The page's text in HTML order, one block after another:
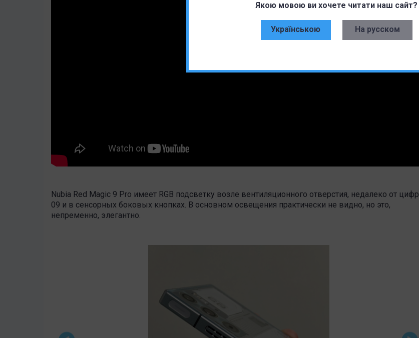
Якою мовою ви хочете читати наш сайт?
Українською На русском
Nubia Red Magic 9 Pro имеет RGB подсветку возле вентиляционного отверстия, недалеко от цифр
09 и в сенсорных боковых кнопках. В основном освещения практически не видно, но это,
непременно, элегантно.